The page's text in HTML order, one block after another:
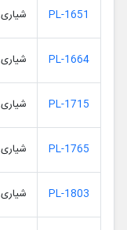
PL-1651 شیاری
PL-1664 شیاری
PL-1715 شیاری
PL-1765 شیاری
PL-1803 شیاری